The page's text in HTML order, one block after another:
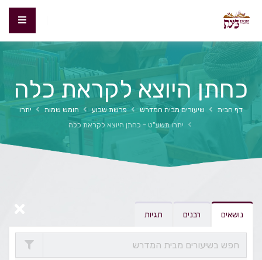
כחתן היוצא לקראת כלה
דף הבית שיעורים מבית המדרש פרשת שבוע חומש שמות
יתרו
יתרו תשע"ט - כחתן היוצא לקראת כלה
נושאים רבנים תגיות